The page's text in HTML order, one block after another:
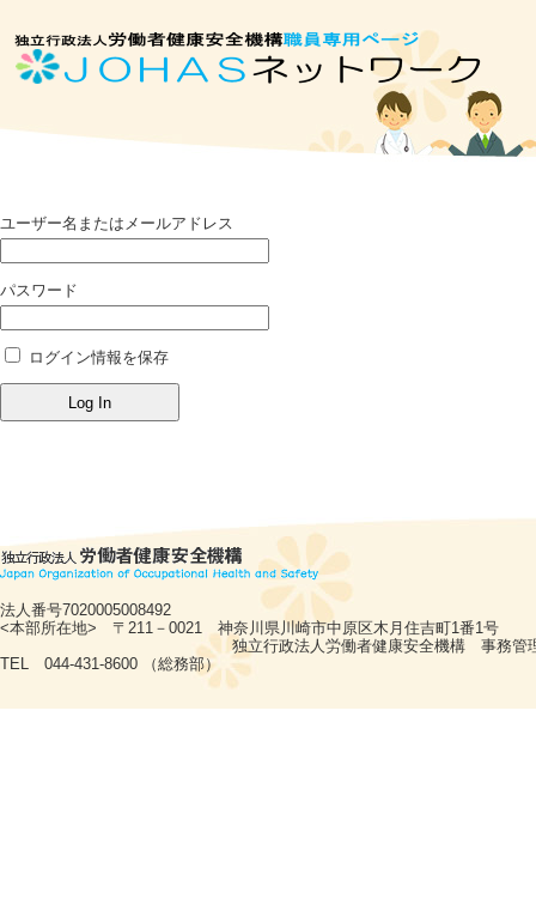
ユーザー名またはメールアドレス
パスワード
ログイン情報を保存
法人番号7020005008492
<本部所在地> 〒211－0021 神奈川県川崎市中原区木月住吉町1番1号
独立行政法人労働者健康安全機構 事務管理
TEL 044-431-8600 （総務部）